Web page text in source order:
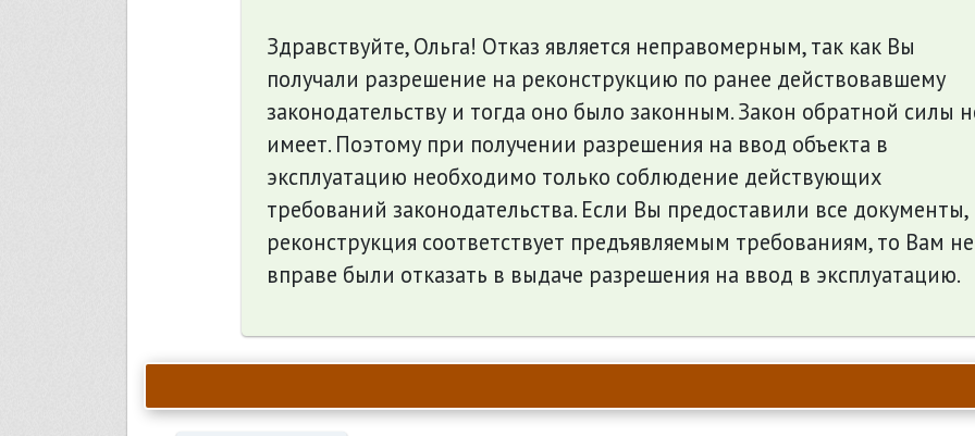
Здравствуйте, Ольга! Отказ является неправомерным, так как Вы
получали разрешение на реконструкцию по ранее действовавшему
законодательству и тогда оно было законным. Закон обратной силы
имеет. Поэтому при получении разрешения на ввод объекта в
эксплуатацию необходимо только соблюдение действующих
требований законодательства. Если Вы предоставили все документы,
реконструкция соответствует предъявляемым требованиям, то Вам не
вправе были отказать в выдаче разрешения на ввод в эксплуатацию.